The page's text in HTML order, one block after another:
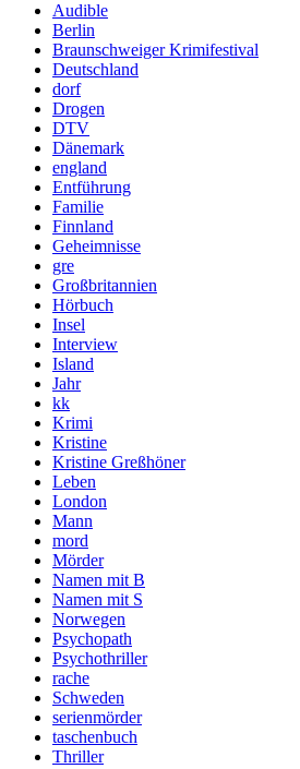
Audible
Berlin
Braunschweiger Krimifestival
Deutschland
dorf
Drogen
DTV
Dänemark
england
Entführung
Familie
Finnland
Geheimnisse
gre
Großbritannien
Hörbuch
Insel
Interview
Island
Jahr
kk
Krimi
Kristine
Kristine Greßhöner
Leben
London
Mann
mord
Mörder
Namen mit B
Namen mit S
Norwegen
Psychopath
Psychothriller
rache
Schweden
serienmörder
taschenbuch
Thriller